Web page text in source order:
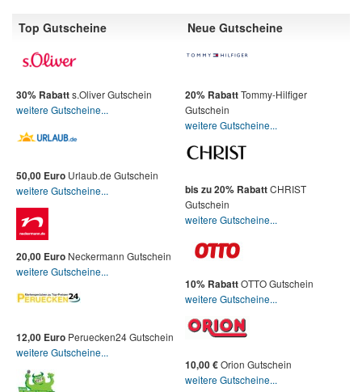
Top Gutscheine
30% Rabatts.Oliver Gutschein
weitere Gutscheine...
50,00 Euro Urlaub.de Gutschein
weitere Gutscheine...
20,00 Euro Neckermann Gutschein
weitere Gutscheine...
12,00 Euro Peruecken24 Gutschein
weitere Gutscheine...
Neue Gutscheine
20% RabattTommy-Hilfiger
Gutschein
weitere Gutscheine...
bis zu 20% RabattCHRIST
Gutschein
weitere Gutscheine...
10% RabattOTTO Gutschein
weitere Gutscheine...
10,00 €Orion Gutschein
weitere Gutscheine...